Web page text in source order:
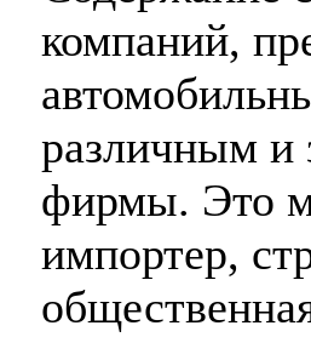
компаний,
различным и
фирмы. Это
импортер,